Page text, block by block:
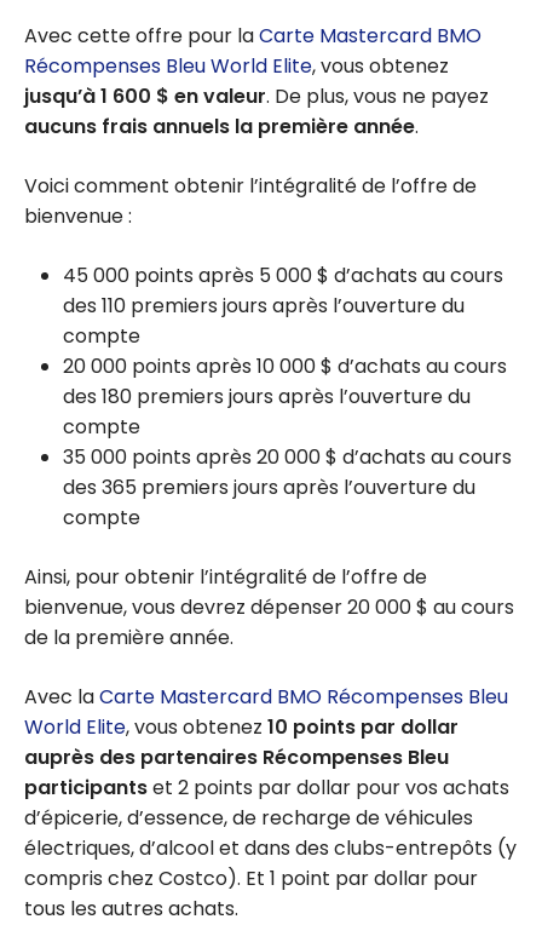
Avec cette offre pour laCarte Mastercard BMO
Récompenses Bleu World Elite, vous obtenez
jusqu’à 1 600 $ en valeur. De plus, vous ne payez
aucuns frais annuels la première année.
Voici comment obtenir l’intégralité de l’offre de
bienvenue :
45 000 points après 5 000 $ d’achats au cours
des 110 premiers jours après l’ouverture du
compte
20 000 points après 10 000 $ d’achats au cours
des 180 premiers jours après l’ouverture du
compte
35 000 points après 20 000 $ d’achats au cours
des 365 premiers jours après l’ouverture du
compte
Ainsi, pour obtenir l’intégralité de l’offre de
bienvenue, vous devrez dépenser 20 000 $ au cours
de la première année.
Avec laCarte Mastercard BMO Récompenses Bleu
World Elite, vous obtenez 10 points par dollar
auprès des partenaires Récompenses Bleu
participantset 2 points par dollar pour vos achats
d’épicerie, d’essence, de recharge de véhicules
électriques, d’alcool et dans des clubs-entrepôts (y
compris chez Costco). Et 1 point par dollar pour
tous les autres achats.